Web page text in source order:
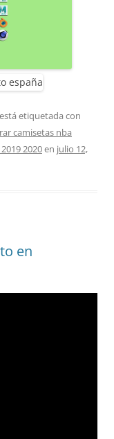
etiquetada con
camisetas nba
2020en julio 12,
en